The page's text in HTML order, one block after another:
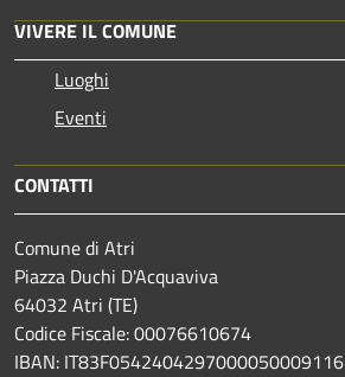
VIVERE IL COMUNE
Luoghi
Eventi
CONTATTI
Comune di Atri
Piazza Duchi D'Acquaviva
64032 Atri (TE)
Codice Fiscale: 00076610674
IBAN: IT83F0542404297000050009116